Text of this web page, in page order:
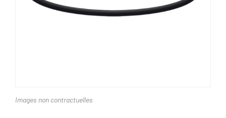
Images non contractuelles